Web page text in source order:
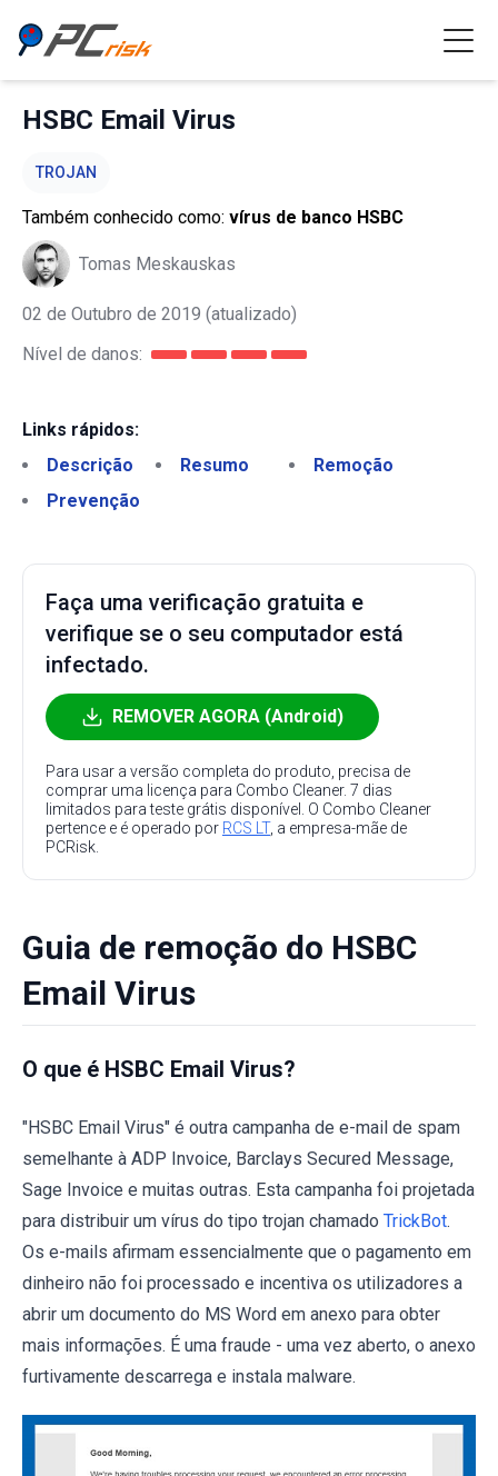
HSBC Email Virus
TROJAN
Também conhecido como: vírus de banco HSBC
Tomas Meskauskas
02 de Outubro de 2019 (atualizado)
Nível de danos:
Links rápidos:
Descrição
Resumo
Remoção
Prevenção
Faça uma verificação gratuita e
verifique se o seu computador está
infectado.
REMOVER AGORA (Android)
Para usar a versão completa do produto, precisa de
comprar uma licença para Combo Cleaner. 7 dias
limitados para teste grátis disponível. O Combo Cleaner
pertence e é operado por RCS LT, a empresa-mãe de
PCRisk.
Guia de remoção do HSBC
Email Virus
O que é HSBC Email Virus?
"HSBC Email Virus" é outra campanha de e-mail de spam
semelhante à ADP Invoice, Barclays Secured Message,
Sage Invoice e muitas outras. Esta campanha foi projetada
para distribuir um vírus do tipo trojan chamado TrickBot.
Os e-mails afirmam essencialmente que o pagamento em
dinheiro não foi processado e incentiva os utilizadores a
abrir um documento do MS Word em anexo para obter
mais informações. É uma fraude - uma vez aberto, o anexo
furtivamente descarrega e instala malware.